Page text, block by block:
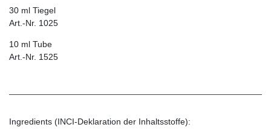
30 ml Tiegel
Art.-Nr. 1025
10 ml Tube
Art.-Nr. 1525
Ingredients (INCI-Deklaration der Inhaltsstoffe):